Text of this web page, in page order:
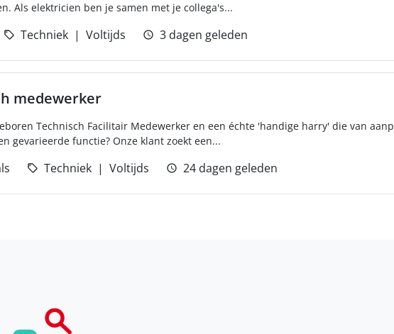
Als elektricien ben je samen met je collega's...
Techniek Voltijds 3 dagen geleden
medewerker
Technisch Facilitair Medewerker en een échte 'handige harry' die van
gevarieerde functie? Onze klant zoekt een...
Techniek Voltijds 24 dagen geleden